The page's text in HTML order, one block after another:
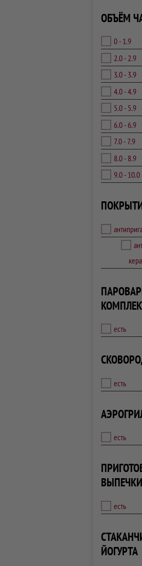
ОБЪЁМ
0 - 1.9
2.0 - 2.9
3.0 - 3.9
4.0 - 4.9
5.0 - 5.9
6.0 - 6.9
7.0 - 7.9
8.0 - 8.9
9.0 - 10.0
есть
есть
есть
ВЫПЕЧКИ
есть
ЙОГУРТА